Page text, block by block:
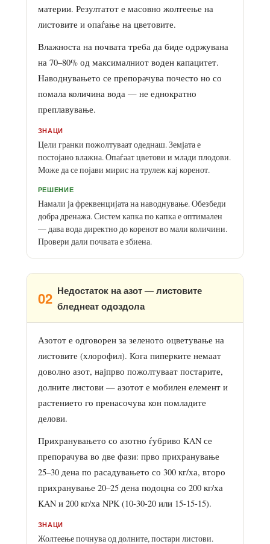
материи. Резултатот е масовно жолтеење на
листовите и опаѓање на цветовите.
Влажноста на почвата треба да биде одржувана
на 70–80% од максималниот воден капацитет.
Наводнувањето се препорачува почесто но со
помала количина вода — не еднократно
преплавување.
ЗНАЦИ
Цели гранки пожолтуваат одеднаш. Земјата е
постојано влажна. Опаѓаат цветови и млади плодови.
Може да се појави мирис на трулеж кај коренот.
РЕШЕНИЕ
Намали ја фреквенцијата на наводнување. Обезбеди
добра дренажа. Систем капка по капка е оптимален
— дава вода директно до коренот во мали количини.
Провери дали почвата е збиена.
02 Недостаток на азот — листовите
бледнеат одоздола
Азотот е одговорен за зеленото оцветување на
листовите (хлорофил). Кога пиперките немаат
доволно азот, најпрво пожолтуваат постарите,
долните листови — азотот е мобилен елемент и
растението го пренасочува кон помладите
делови.
Прихранувањето со азотно ѓубриво KAN се
препорачува во две фази: прво прихранување
25–30 дена по расадувањето со 300 кг/ха, второ
прихранување 20–25 дена подоцна со 200 кг/ха
KAN и 200 кг/ха NPK (10-30-20 или 15-15-15).
ЗНАЦИ
Жолтеење почнува од долните, постари листови.